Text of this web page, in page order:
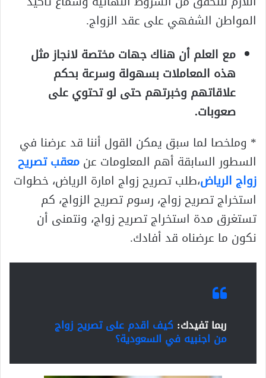
المواطن الشفهي على عقد الزواج.
مع العلم أن هناك جهات مختصة لانجاز مثل
هذه المعاملات بسهولة وسرعة بحكم
علاقاتهم وخبرتهم حتى لو تحتوي على
صعوبات.
* وملخصا لما سبق يمكن القول أننا قد عرضنا في
السطور السابقة أهم المعلومات عنمعقب تصريح
زواج الرياض،طلب تصريح زواج امارة الرياض، خطوات
استخراج تصريح زواج، رسوم تصريح الزواج، كم
تستغرق مدة استخراج تصريح زواج، ونتمنى أن
نكون ما عرضناه قد أفادك.
ربما تفيدك: كيف اقدم على تصريح زواج
من اجنبيه في السعودية؟